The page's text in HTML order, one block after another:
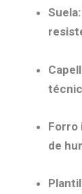
Suela:
Forro
de